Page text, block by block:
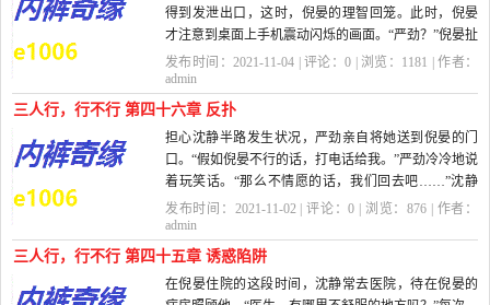
得到发泄出口，这时，倪晏的理智回笼。此时，倪晏
才注意到桌面上手机震动闪烁的画面。“严劲？”倪晏扯
了唇，想必...
发布时间：2021-11-04 | 评论：0 | 浏览： 1181 | 作者：
admin
三人行，行不行 第四十六章 反扑
担心沈静半路发生状况，严劲亲自将她送到倪晏的门
口。“假如倪晏不行的话，打电话给我。”严劲冷冷地说
着玩笑话。“那么不情愿的话，我们回去吧……”沈静
的...
发布时间：2021-11-02 | 评论：0 | 浏览：876 | 作者：
admin
三人行，行不行 第四十五章 诱惑陷阱
在倪晏住院的这段时间，沈静常去医院，待在倪晏的